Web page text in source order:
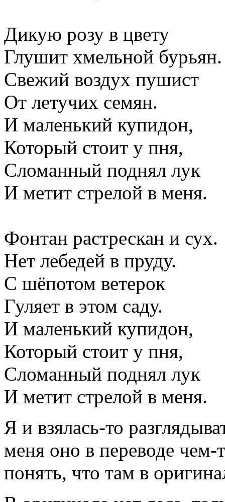
Дикую розу в цвету
Глушит хмельной бурьян.
Свежий воздух пушист
От летучих семян.
И маленький купидон,
Который стоит у пня,
Сломанный поднял лук
И метит стрелой в меня.
Фонтан растрескан и сух.
Нет лебедей в пруду.
С шёпотом ветерок
Гуляет в этом саду.
И маленький купидон,
Который стоит у пня,
Сломанный поднял лук
И метит стрелой в меня.
Я и взялась-то
меня оно в переводе чем-
понять, что там в